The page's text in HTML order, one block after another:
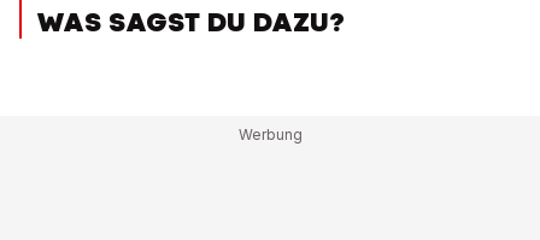
WAS SAGST DU DAZU?